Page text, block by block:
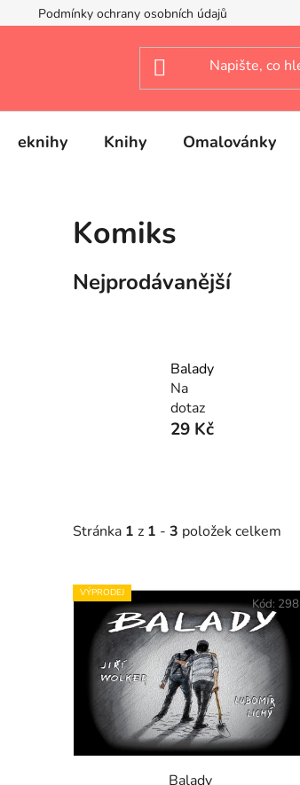
Podmínky ochrany osobních údajů
eknihy Knihy Omalovánky
Komiks
Nejprodávanější
Balady
Na
dotaz
29 Kč
Stránka 1 z 1 - 3 položek celkem
V
ý
o
VÝPRODEJ
Balady
Kód: 298